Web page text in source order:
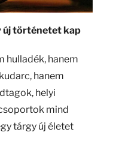
új történetet kap
hulladék, hanem
hanem
helyi
mind
tárgy új életet